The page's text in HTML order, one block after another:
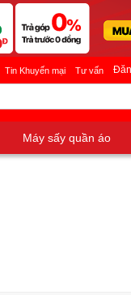
Tin Khuyến mại Tư vấn
Máy sấy quần áo